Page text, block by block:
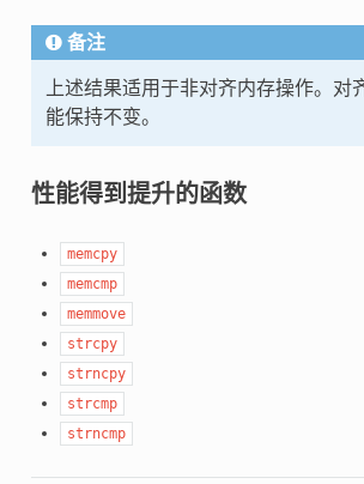
备注
上述结果适用于非对齐内存操作。对
能保持不变。
性能得到提升的函数
memcpy
memcmp
memmove
strcpy
strncpy
strcmp
strncmp